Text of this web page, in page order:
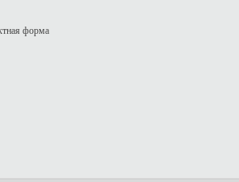
форма